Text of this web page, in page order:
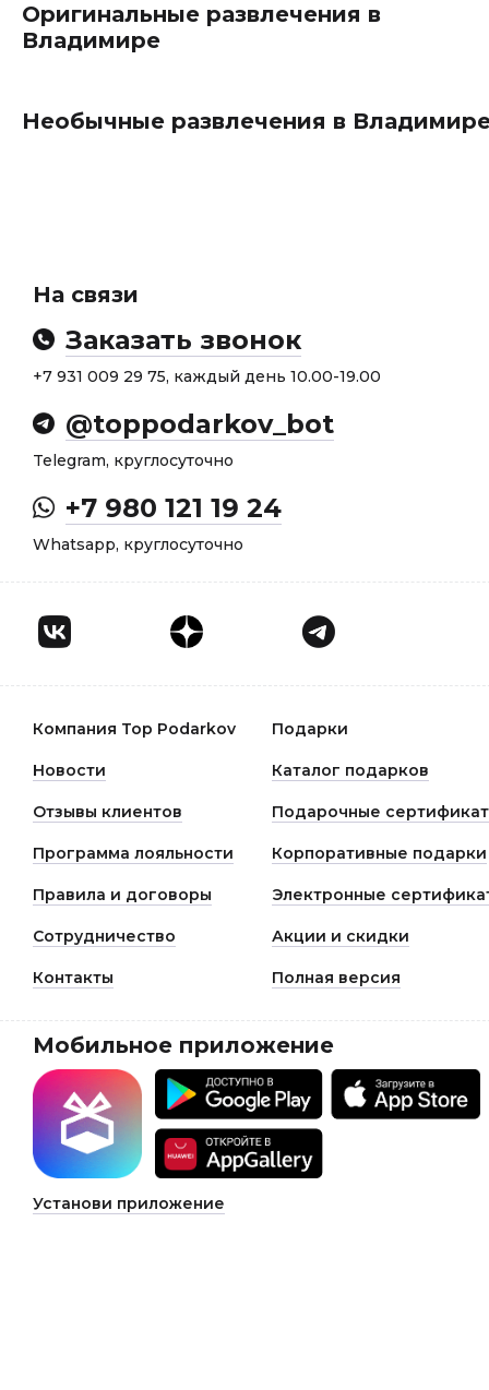
Оригинальные развлечения в
Владимире
Необычные развлечения в
На связи
Заказать звонок
+7 931 009 29 75, каждый день 10.00-19.00
@toppodarkov_bot
Telegram, круглосуточно
+7 980 121 19 24
Whatsapp, круглосуточно
Компания Top Podarkov Подарки
Новости Каталог подарков
Отзывы клиентов Подарочные
Программа лояльности Корпоративные подарки
Правила и договоры Электронные
Сотрудничество Акции и скидки
Контакты Полная версия
Мобильное приложение
Установи приложение